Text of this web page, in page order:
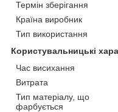
Термін зберігання
Країна виробник
Тип використання
Користувальницькі
Час висихання
Витрата
Тип матеріалу, що
фарбується